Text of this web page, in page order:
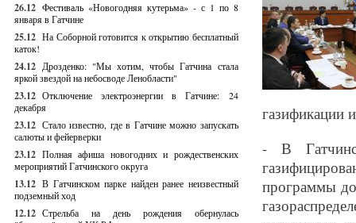
26.12 Фестиваль «Новогодняя кутерьма» - с 1 по 8
января в Гатчине
25.12 На Соборной готовится к открытию бесплатный
каток!
24.12 Дрозденко: "Мы хотим, чтобы Гатчина стала
яркой звездой на небосводе Ленобласти"
23.12 Отключение электроэнергии в Гатчине: 24
декабря
23.12 Стало известно, где в Гатчине можно запускать
салюты и фейерверки
23.12 Полная афиша новогодних и рождественских
мероприятий Гатчинского округа
13.12 В Гатчинском парке найден ранее неизвестный
подземный ход
12.12 Стрельба на день рождения обернулась
газификации
- В
программы